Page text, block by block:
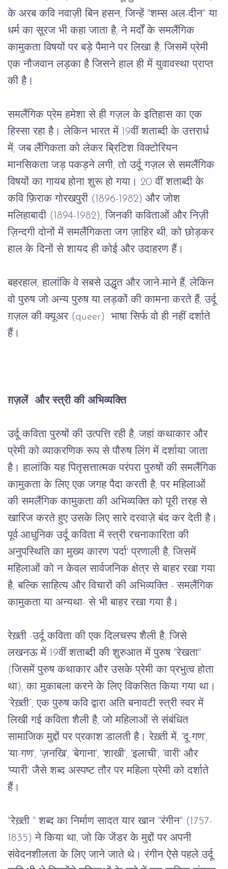
के अरब कवि नवाज़ी बिन हसन, जिन्हें "शम्स अल-दीन" या
धर्म का सूरज भी कहा जाता है, ने मर्दों के समलैंगिक
कामुकता विषयों पर बड़े पैमाने पर लिखा है, जिसमें प्रेमी
एक नौजवान लड़का है जिसने हाल ही में युवावस्था प्राप्त
की है।
समलैंगिक प्रेम हमेशा से ही गज़ल के इतिहास का एक
हिस्सा रहा है। लेकिन भारत में 19वीं शताब्दी के उत्तरार्ध
में, जब लैंगिकता को लेकर ब्रिटिश विक्टोरियन
मानसिकता जड़ पकड़ने लगी, तो उर्दू गज़ल से समलैंगिक
विषयों का गायब होना शुरू हो गया। 20 वीं शताब्दी के
कवि फ़िराक गोरखपुरी (1896-1982) और जोश
मलिहाबादी (1894-1982), जिनकी कविताओं और निज़ी
ज़िन्दगी दोनों में समलैंगिकता जग ज़ाहिर थी, को छोड़कर
हाल के दिनों से शायद ही कोई और उदाहरण हैं।
बहरहाल, हालांकि वे सबसे उद्धृत और जाने-माने हैं, लेकिन
वो पुरुष जो अन्य पुरुष या लड़कों की कामना करते हैं, उर्दू
ग़ज़ल की क्यूअर (queer) भाषा सिर्फ वो ही नहीं दर्शाते
हैं।
ग़ज़लें और स्त्री की अभिव्यक्ति
उर्दू कविता पुरुषों की उत्पत्ति रही है, जहां कथाकार और
प्रेमी को व्याकरणिक रूप से पौरुष लिंग में दर्शाया जाता
है। हालांकि यह पितृसत्तात्मक परंपरा पुरुषों की समलैंगिक
कामुकता के लिए एक जगह पैदा करती है, पर महिलाओं
की समलैंगिक कामुकता की अभिव्यक्ति को पूरी तरह से
खारिज करते हुए उसके लिए सारे दरवाज़े बंद कर देती है।
पूर्व-आधुनिक उर्दू कविता में स्त्री रचनाकारिता की
अनुपस्थिति का मुख्य कारण 'पर्दा' प्रणाली है, जिसमें
महिलाओं को न केवल सार्वजनिक क्षेत्र से बाहर रखा गया
है, बल्कि साहित्य और विचारों की अभिव्यक्ति - समलैंगिक
कामुकता या अन्यथा- से भी बाहर रखा गया है।
रेख़्ती -उर्दू कविता की एक दिलचस्प शैली है, जिसे
लखनऊ में 19वीं शताब्दी की शुरुआत में पुरुष "रेखता"
(जिसमें पुरुष कथाकार और उसके प्रेमी का प्रभुत्व होता
था), का मुकाबला करने के लिए विकसित किया गया था।
“रेख़्ती”, एक पुरुष कवि द्वारा अति बनावटी स्त्री स्वर में
लिखी गई कविता शैली है, जो महिलाओं से संबंधित
सामाजिक मुद्दों पर प्रकाश डालती है। रेख़्ती में, 'दू-गण',
'या-गण', 'ज़नखि', 'बेगाना', 'शाखी', 'इलाची', 'वारी' और
'प्यारी' जैसे शब्द अस्पष्ट तौर पर महिला प्रेमी को दर्शाते
हैं।
"रेख़्ती " शब्द का निर्माण सादत यार खान "रंगीन" (1757-
1835) ने किया था, जो कि जेंडर के मुद्दों पर अपनी
संवेदनशीलता के लिए जाने जाते थे। रंगीन ऐसे पहले उर्दू